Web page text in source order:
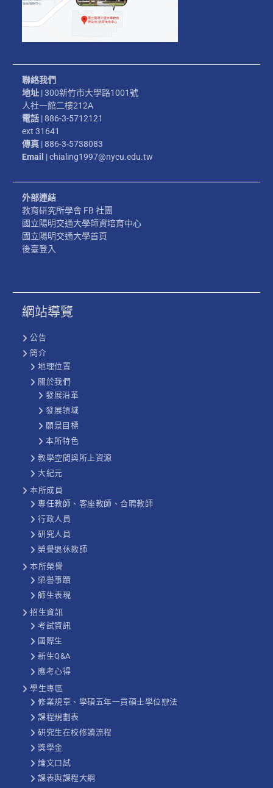
聯絡我們
地址 | 300新竹市大學路1001號
人社一館二樓212A
電話 | 886-3-5712121
ext 31641
傳真 | 886-3-5738083
Email | chialing1997@nycu.edu.tw
外部連結
教育研究所學會 FB 社團
國立陽明交通大學師資培育中心
國立陽明交通大學首頁
後臺登入
網站導覽
公告
簡介
地理位置
關於我們
發展沿革
發展領域
願景目標
本所特色
教學空間與所上資源
大紀元
本所成員
專任教師、客座教師、合聘教師
行政人員
研究人員
榮譽退休教師
本所榮譽
榮譽事蹟
師生表現
招生資訊
考試資訊
國際生
新生Q&A
應考心得
學生專區
修業規章、學碩五年一貫碩士學位辦法
課程規劃表
研究生在校修讀流程
獎學金
論文口試
課表與課程大綱